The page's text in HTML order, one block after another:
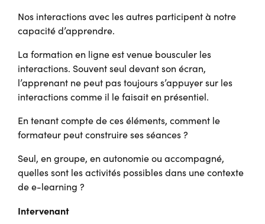
Nos interactions avec les autres participent à notre
capacité d’apprendre.
La formation en ligne est venue bousculer les
interactions. Souvent seul devant son écran,
l’apprenant ne peut pas toujours s’appuyer sur les
interactions comme il le faisait en présentiel.
En tenant compte de ces éléments, comment le
formateur peut construire ses séances ?
Seul, en groupe, en autonomie ou accompagné,
quelles sont les activités possibles dans une contexte
de e-learning ?
Intervenant